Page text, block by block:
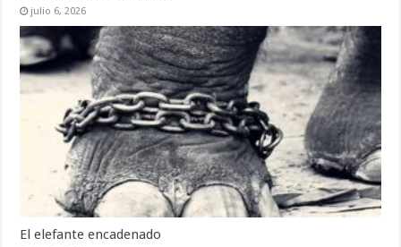
julio 6, 2026
El elefante encadenado